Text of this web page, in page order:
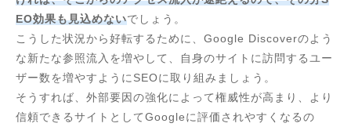
EO効果も見込めないでしょう。
こうした状況から好転するために、Google Discoverのよう
な新たな参照流入を増やして、自身のサイトに訪問するユー
ザー数を増やすようにSEOに取り組みましょう。
そうすれば、外部要因の強化によって権威性が高まり、より
信頼できるサイトとしてGoogleに評価されやすくなるの